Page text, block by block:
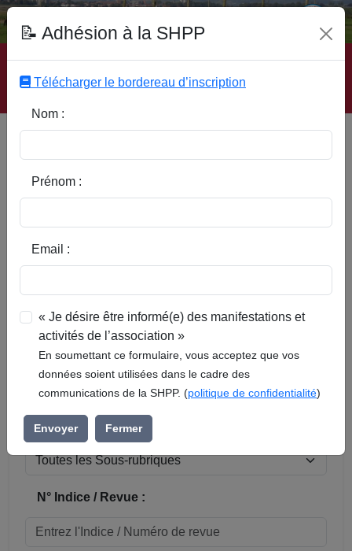
Accueil | Site SHPP | Auteurs | Editeurs | Rubriques |
Sous-Rubriques | Mots-Clefs | Contact
Réinitialiser
Sous-rubrique / Commune :
N° Indice / Revue :
📝 Adhésion à la SHPP
Télécharger le bordereau d’inscription
Nom :
Prénom :
Email :
« Je désire être informé(e) des manifestations et
activités de l’association »
En soumettant ce formulaire, vous acceptez que vos
données soient utilisées dans le cadre des
communications de la SHPP. (politique de confidentialité)
Envoyer Fermer